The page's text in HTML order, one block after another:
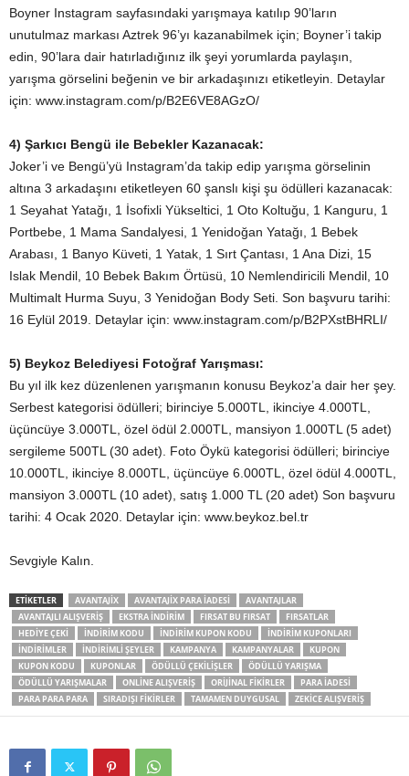
Boyner Instagram sayfasındaki yarışmaya katılıp 90’ların
unutulmaz markası Aztrek 96’yı kazanabilmek için; Boyner’i takip
edin, 90’lara dair hatırladığınız ilk şeyi yorumlarda paylaşın,
yarışma görselini beğenin ve bir arkadaşınızı etiketleyin. Detaylar
için: www.instagram.com/p/B2E6VE8AGzO/
4) Şarkıcı Bengü ile Bebekler Kazanacak:
Joker’i ve Bengü’yü Instagram’da takip edip yarışma görselinin
altına 3 arkadaşını etiketleyen 60 şanslı kişi şu ödülleri kazanacak:
1 Seyahat Yatağı, 1 İsofixli Yükseltici, 1 Oto Koltuğu, 1 Kanguru, 1
Portbebe, 1 Mama Sandalyesi, 1 Yenidoğan Yatağı, 1 Bebek
Arabası, 1 Banyo Küveti, 1 Yatak, 1 Sırt Çantası, 1 Ana Dizi, 15
Islak Mendil, 10 Bebek Bakım Örtüsü, 10 Nemlendiricili Mendil, 10
Multimalt Hurma Suyu, 3 Yenidoğan Body Seti. Son başvuru tarihi:
16 Eylül 2019. Detaylar için: www.instagram.com/p/B2PXstBHRLI/
5) Beykoz Belediyesi Fotoğraf Yarışması:
Bu yıl ilk kez düzenlenen yarışmanın konusu Beykoz’a dair her şey.
Serbest kategorisi ödülleri; birinciye 5.000TL, ikinciye 4.000TL,
üçüncüye 3.000TL, özel ödül 2.000TL, mansiyon 1.000TL (5 adet)
sergileme 500TL (30 adet). Foto Öykü kategorisi ödülleri; birinciye
10.000TL, ikinciye 8.000TL, üçüncüye 6.000TL, özel ödül 4.000TL,
mansiyon 3.000TL (10 adet), satış 1.000 TL (20 adet) Son başvuru
tarihi: 4 Ocak 2020. Detaylar için: www.beykoz.bel.tr
Sevgiyle Kalın.
ETIKETLER AVANTAJIX AVANTAJIX PARA IADESI
AVANTAJLAR
AVANTAJLI ALIŞVERIŞ
EKSTRA INDIRIM FIRSAT BU FIRSAT
FIRSATLAR
HEDIYE ÇEKI
INDIRIM KODU INDIRIM KUPON KODU
INDIRIM KUPONLARI
INDIRIMLER
INDIRIMLI ŞEYLER KAMPANYA KAMPANYALAR
KUPON
KUPON KODU
KUPONLAR ÖDÜLLÜ ÇEKILIŞLER
ÖDÜLLÜ YARIŞMA
ÖDÜLLÜ YARIŞMALAR
ONLINE ALIŞVERIŞ ORIJINAL FIKIRLER
PARA IADESI
PARA PARA PARA
SIRADIŞI FIKIRLER TAMAMEN DUYGUSAL ZEKICE ALIŞVERIŞ